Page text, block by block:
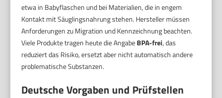
etwa in Babyflaschen und bei Materialien, die in engem
Kontakt mit Säuglingsnahrung stehen. Hersteller müssen
Anforderungen zu Migration und Kennzeichnung beachten.
Viele Produkte tragen heute die AngabeBPA-frei, das
reduziert das Risiko, ersetzt aber nicht automatisch andere
problematische Substanzen.
Deutsche Vorgaben und Prüfstellen